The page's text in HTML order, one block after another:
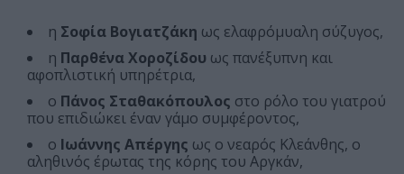
η Σοφία Βογιατζάκη ως ελαφρόμυαλη σύζυγος,
η Παρθένα Χοροζίδου ως πανέξυπνη και
αφοπλιστική υπηρέτρια,
ο Πάνος Σταθακόπουλος στο ρόλο του γιατρού
που επιδιώκει έναν γάμο συμφέροντος,
ο Ιωάννης Απέργης ως ο νεαρός Κλεάνθης, ο
αληθινός έρωτας της κόρης του Αργκάν,